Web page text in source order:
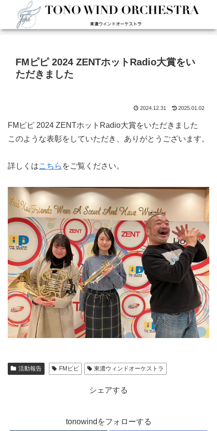
FMピピ 2024 ZENTホットRadio大賞をい
ただきました
2024.12.31 2025.01.02
FMピピ 2024 ZENTホットRadio大賞をいただきました
このような表彰をしていただき、ありがとうございます。
詳しくはこちら をご覧ください。
活動報告 FMピピ 東濃ウィンドオーケストラ
シェアする
tonowindをフォローする